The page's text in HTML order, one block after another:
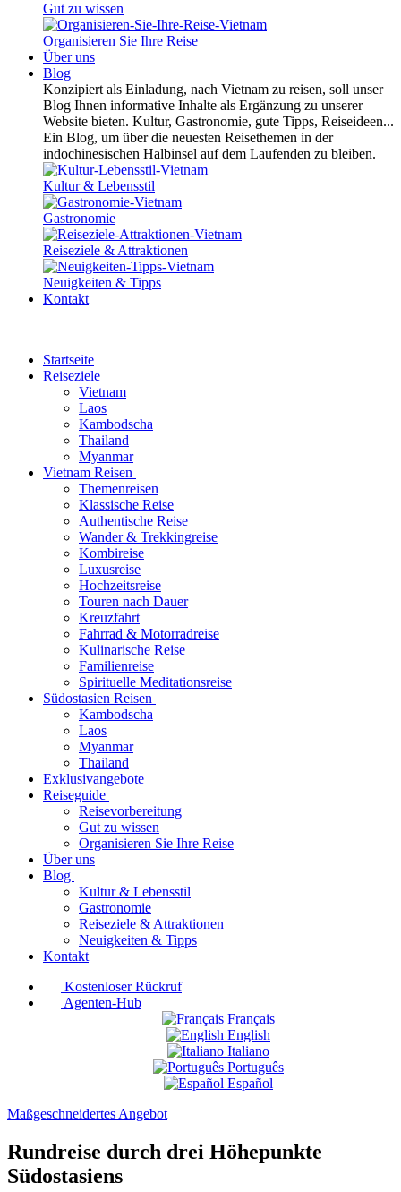
Gut zu wissen
Organisieren Sie Ihre Reise
Über uns
Blog
Konzipiert als Einladung, nach Vietnam zu reisen, soll unser
Blog Ihnen informative Inhalte als Ergänzung zu unserer
Website bieten. Kultur, Gastronomie, gute Tipps, Reiseideen...
Ein Blog, um über die neuesten Reisethemen in der
indochinesischen Halbinsel auf dem Laufenden zu bleiben.
Kultur & Lebensstil
Gastronomie
Reiseziele & Attraktionen
Neuigkeiten & Tipps
Kontakt
Startseite
Reiseziele
Vietnam
Laos
Kambodscha
Thailand
Myanmar
Vietnam Reisen
Themenreisen
Klassische Reise
Authentische Reise
Wander & Trekkingreise
Kombireise
Luxusreise
Hochzeitsreise
Touren nach Dauer
Kreuzfahrt
Fahrrad & Motorradreise
Kulinarische Reise
Familienreise
Spirituelle Meditationsreise
Südostasien Reisen
Kambodscha
Laos
Myanmar
Thailand
Exklusivangebote
Reiseguide
Reisevorbereitung
Gut zu wissen
Organisieren Sie Ihre Reise
Über uns
Blog
Kultur & Lebensstil
Gastronomie
Reiseziele & Attraktionen
Neuigkeiten & Tipps
Kontakt
Kostenloser Rückruf
Agenten-Hub
Français
English
Italiano
Português
Español
Maßgeschneidertes Angebot
Rundreise durch drei Höhepunkte
Südostasiens